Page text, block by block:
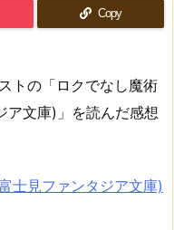
Copy
トの「ロクでなし魔術
ア文庫)」を読んだ感想
士見ファンタジア文庫)